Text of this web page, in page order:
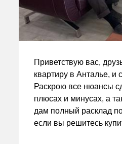
Приветствую вас,
квартиру в Анталье, и
Раскрою все нюансы
плюсах и минусах, а
дам полный расклад
если вы решитесь